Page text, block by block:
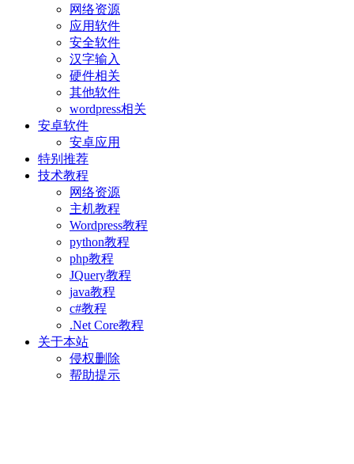
网络资源
应用软件
安全软件
汉字输入
硬件相关
其他软件
wordpress相关
安卓软件
安卓应用
特别推荐
技术教程
网络资源
主机教程
Wordpress教程
python教程
php教程
JQuery教程
java教程
c#教程
.Net Core教程
关于本站
侵权删除
帮助提示